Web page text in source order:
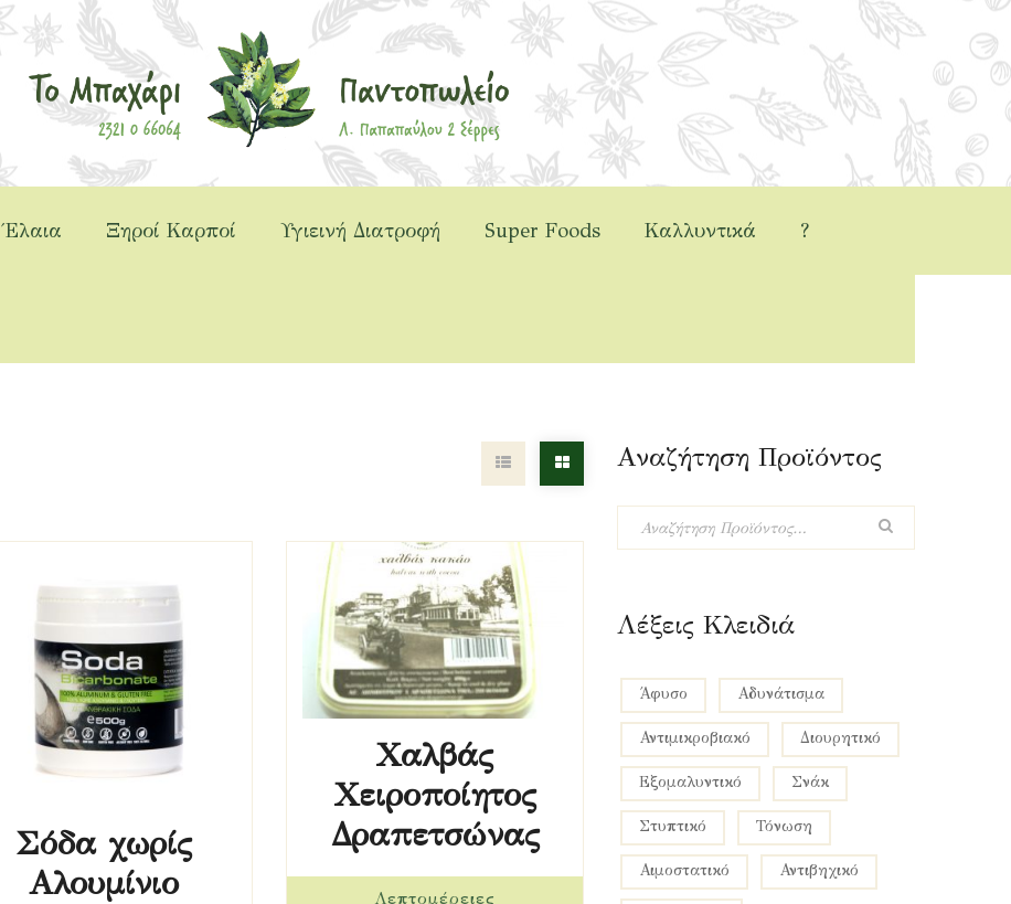
Έλαια Ξηροί Καρποί Υγιεινή Διατροφή Super Foods Καλλυντικά ?
Σόδα χωρίς
Αλουμίνιο
Χαλβάς
Χειροποίητος
Δραπετσώνας
Αναζήτηση Προϊόντος
Λέξεις Κλειδιά
Άφυσο Αδυνάτισμα
Αντιμικροβιακό Διουρητικό
Εξομαλυντικό Σνάκ
Στυπτικό Τόνωση
αιμοστατικό αντιβηχικό